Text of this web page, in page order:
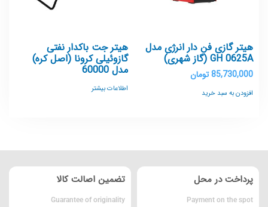
هیتر گازی فن دار انرژی مدل
GH 0625A (گاز شهری)
85,730,000تومان
افزودن به سبد خرید
هیتر جت باکدار نفتی
گازوئیلی کرونا (اصل کره)
مدل 60000
اطلاعات بیشتر
پرداخت در محل
Payment on the spot
تضمین اصالت کالا
Guarantee of originality